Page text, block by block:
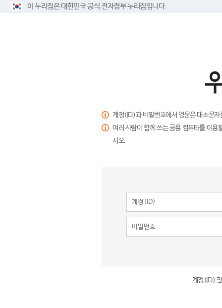
이 누리집은 대한민국 공식 전자정부 누리집입니다.
계정(ID)과 비밀번호에서 영문은 대소문
여러 사람이 함께 쓰는 공용 컴퓨터를 이
시오.
계정(ID)